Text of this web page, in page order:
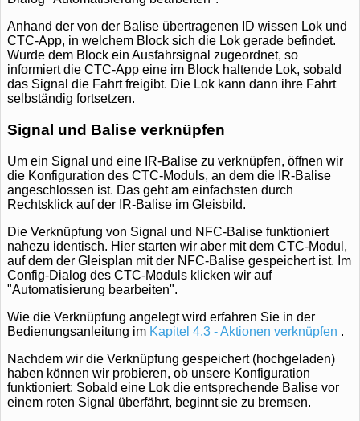
Anhand der von der Balise übertragenen ID wissen Lok und
CTC-App, in welchem Block sich die Lok gerade befindet.
Wurde dem Block ein Ausfahrsignal zugeordnet, so
informiert die CTC-App eine im Block haltende Lok, sobald
das Signal die Fahrt freigibt. Die Lok kann dann ihre Fahrt
selbständig fortsetzen.
Signal und Balise verknüpfen
Um ein Signal und eine IR-Balise zu verknüpfen, öffnen wir
die Konfiguration des CTC-Moduls, an dem die IR-Balise
angeschlossen ist. Das geht am einfachsten durch
Rechtsklick auf der IR-Balise im Gleisbild.
Die Verknüpfung von Signal und NFC-Balise funktioniert
nahezu identisch. Hier starten wir aber mit dem CTC-Modul,
auf dem der Gleisplan mit der NFC-Balise gespeichert ist. Im
Config-Dialog des CTC-Moduls klicken wir auf
"Automatisierung bearbeiten".
Wie die Verknüpfung angelegt wird erfahren Sie in der
Bedienungsanleitung im Kapitel 4.3 - Aktionen verknüpfen .
Nachdem wir die Verknüpfung gespeichert (hochgeladen)
haben können wir probieren, ob unsere Konfiguration
funktioniert: Sobald eine Lok die entsprechende Balise vor
einem roten Signal überfährt, beginnt sie zu bremsen.